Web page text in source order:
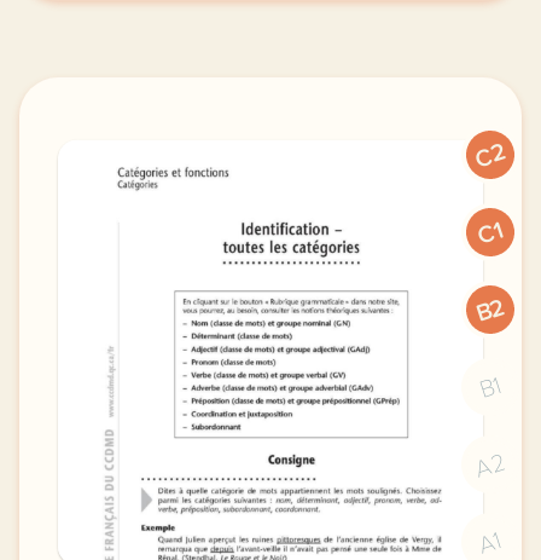
C2
C1
B2
B1
A2
A1